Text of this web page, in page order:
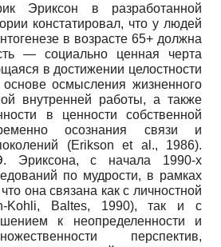
Эриксон в разработанной
констатировал, что у людей
в возрасте 65+ должна
— социально ценная черта
в достижении целостности
основе осмысления жизненного
внутренней работы, а также
в ценности собственной
осознания связи и
(Erikson et al., 1986).
Эриксона, с начала 1990-х
по мудрости, в рамках
она связана как с личностной
Kohli, Baltes, 1990), так и с
к неопределенности и
перспектив,